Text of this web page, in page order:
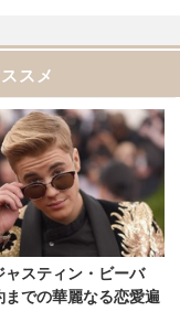
スメ
ャスティン・ビーバ
までの華麗なる恋愛遍